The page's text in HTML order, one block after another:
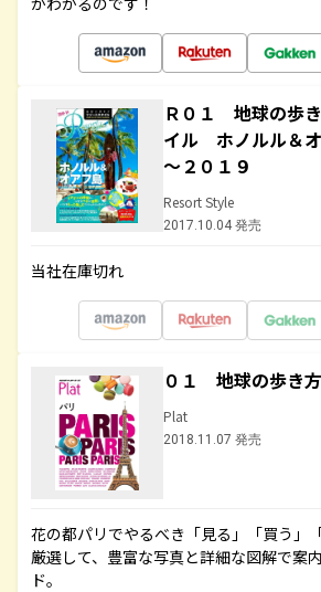
Ｒ０１ 地球の歩
イル ホノルル＆
～２０１９
Resort Style
2017.10.04 発売
当社在庫切れ
０１ 地球の歩き
Plat
2018.11.07 発売
花の都パリでやるべき「見る」「買う」
厳選して、豊富な写真と詳細な図解で案
ド。